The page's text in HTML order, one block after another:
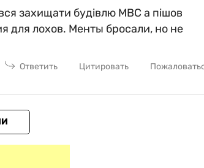
захищати будівлю МВС а пішов
для лохов. Менты бросали, но не
Ответить Цитировать